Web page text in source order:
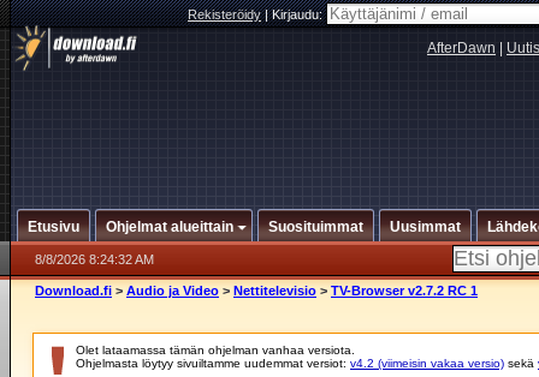
Rekisteröidy|Kirjaudu:
AfterDawn
Etusivu Ohjelmat alueittain Suosituimmat Uusimmat
8/8/2026 8:24:32 AM
Download.fi > Audio ja Video > Nettitelevisio > TV-Browser v2.7.2 RC 1
Olet lataamassa tämän ohjelman vanhaa versiota.
Ohjelmasta löytyy sivuiltamme uudemmat versiot: v4.2 (viimeisin vakaa versio) sekä